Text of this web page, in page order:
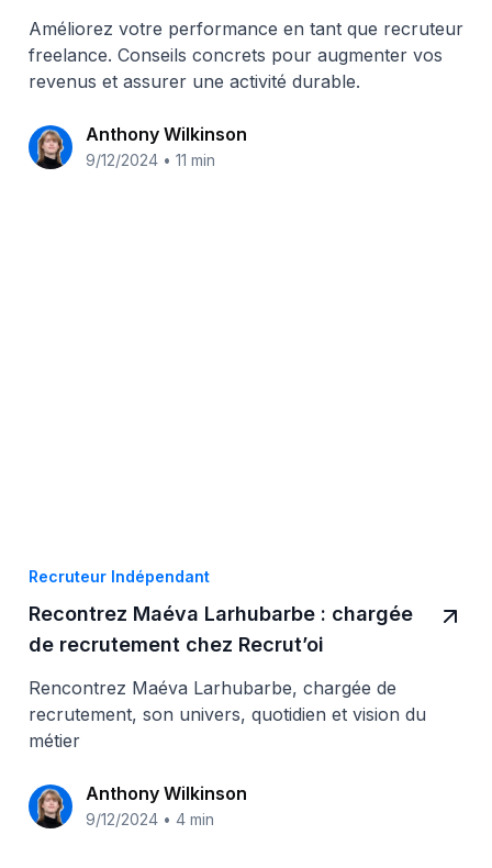
Améliorez votre performance en tant que recruteur
freelance. Conseils concrets pour augmenter vos
revenus et assurer une activité durable.
Anthony Wilkinson
9/12/2024 • 11 min
Recruteur Indépendant
Recontrez Maéva Larhubarbe : chargée
de recrutement chez Recrut’oi
Rencontrez Maéva Larhubarbe, chargée de
recrutement, son univers, quotidien et vision du
métier
Anthony Wilkinson
9/12/2024 • 4 min